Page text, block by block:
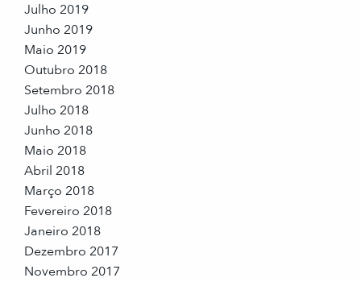
Julho 2019
Junho 2019
Maio 2019
Outubro 2018
Setembro 2018
Julho 2018
Junho 2018
Maio 2018
Abril 2018
Março 2018
Fevereiro 2018
Janeiro 2018
Dezembro 2017
Novembro 2017